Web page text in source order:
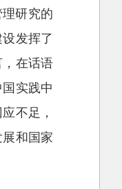
研究的
发挥了
在话语
实践中
不足，
和国家